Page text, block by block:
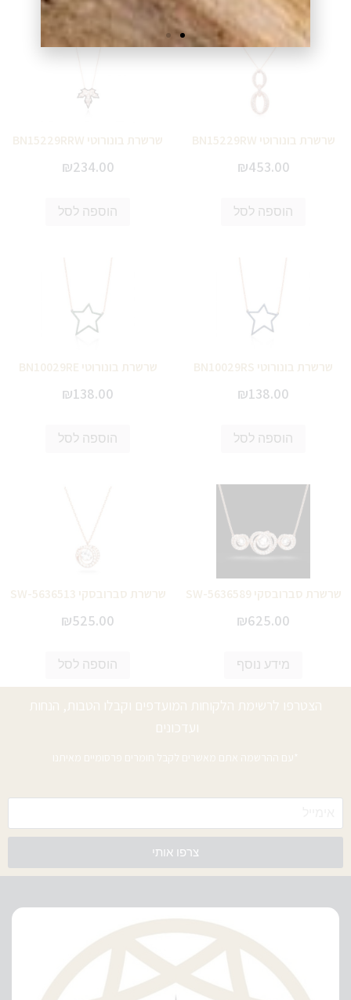
שרשרת בונורוטי BN15229RW
₪453.00
הוספה לסל
שרשרת בונורוטי BN15229RRW
₪234.00
הוספה לסל
שרשרת בונורוטי BN10029RS
₪138.00
הוספה לסל
שרשרת בונורוטי BN10029RE
₪138.00
הוספה לסל
שרשרת סברובסקי SW-5636589
₪625.00
מידע נוסף
שרשרת סברובסקי SW-5636513
₪525.00
הוספה לסל
הצטרפו לרשימת הלקוחות המועדפים וקבלו הטבות, הנחות
ועדכונים
*עם ההרשמה אתם מאשרים לקבל חומרים פרסומיים מאיתנו
צרפו אותי